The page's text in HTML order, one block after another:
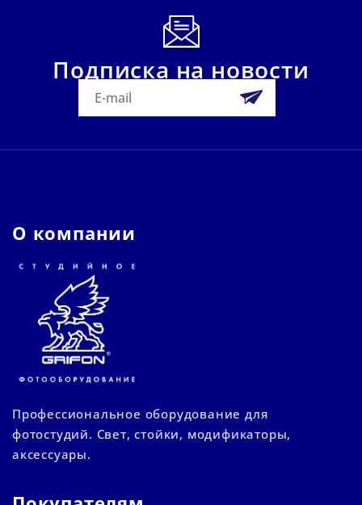
Подписка на новости
О компании
Профессиональное оборудование для
фотостудий. Свет, стойки, модификаторы,
аксессуары.